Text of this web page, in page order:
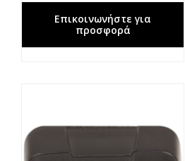
Επικοινωνήστε για
προσφορά